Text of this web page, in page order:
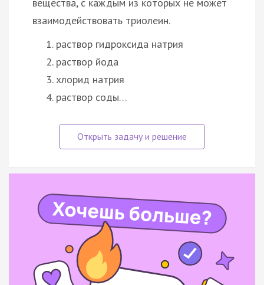
взаимодействовать триолеин.
раствор гидроксида натрия
раствор йода
хлорид натрия
раствор соды…